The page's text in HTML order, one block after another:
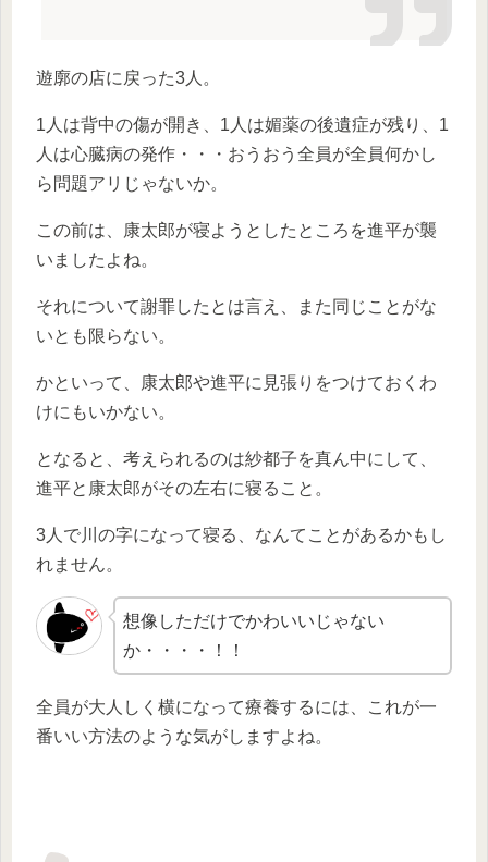
遊廓の店に戻った3人。
1人は背中の傷が開き、1人は媚薬の後遺症が残り、1
人は心臓病の発作・・・おうおう全員が全員何かし
ら問題アリじゃないか。
この前は、康太郎が寝ようとしたところを進平が襲
いましたよね。
それについて謝罪したとは言え、また同じことがな
いとも限らない。
かといって、康太郎や進平に見張りをつけておくわ
けにもいかない。
となると、考えられるのは紗都子を真ん中にして、
進平と康太郎がその左右に寝ること。
3人で川の字になって寝る、なんてことがあるかもし
れません。
想像しただけでかわいいじゃない
か・・・・！！
全員が大人しく横になって療養するには、これが一
番いい方法のような気がしますよね。